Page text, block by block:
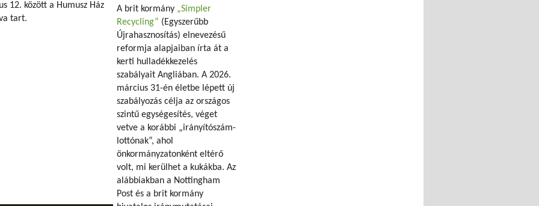
12. között a Humusz Ház
tart.
A brit kormány „Simpler
Recycling” (Egyszerűbb
Újrahasznosítás) elnevezésű
reformja alapjaiban írta át a
kerti hulladékkezelés
szabályait Angliában. A 2026.
március 31-én életbe lépett új
szabályozás célja az országos
szintű egységesítés, véget
vetve a korábbi „irányítószám-
lottónak”, ahol
önkormányzatonként eltérő
volt, mi kerülhet a kukákba. Az
alábbiakban a Nottingham
Post és a brit kormány